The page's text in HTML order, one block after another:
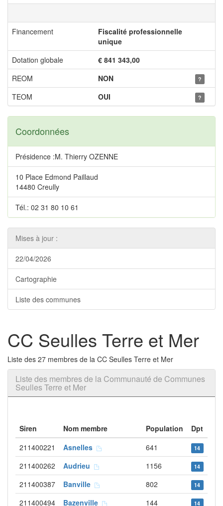
Financement
Fiscalité professionnelle
unique
Dotation globale
€ 841 343,00
REOM
NON ?
TEOM OUI ?
Coordonnées
Présidence :M. Thierry OZENNE
10 Place Edmond Paillaud
14480 Creully
Tél.: 02 31 80 10 61
Mises à jour :
22/04/2026
Cartographie
Liste des communes
CC Seulles Terre et Mer
Liste des 27 membres de la CC Seulles Terre et Mer
Liste des membres de la Communauté de Communes
Seulles Terre et Mer
Siren Nom membre Population
Dpt
211400221
Asnelles 641 14
211400262 Audrieu 1156 14
211400387 Banville 802 14
211400494 Bazenville 144 14